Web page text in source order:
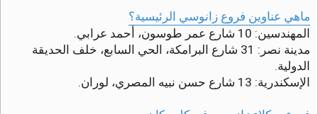
ماهي عناوين فروع زانوسي الرئيسية؟
المهندسين: 10 شارع عمر طوسون، أحمد عرابي.
مدينة نصر: 31 شارع البرامكة، الحي السابع، خلف الحديقة
الدولية.
الإسكندرية: 13 شارع حسن نبيه المصري، لوران.